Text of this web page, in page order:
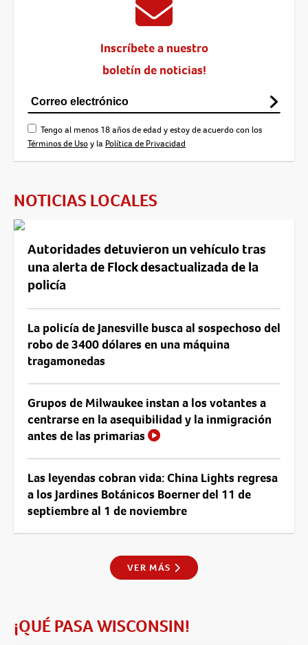
Inscríbete a nuestro
boletín de noticias!
Tengo al menos 18 años de edad y estoy de acuerdo con los
Términos de Usoy la Política de Privacidad
NOTICIAS LOCALES
Autoridades detuvieron un vehículo tras
una alerta de Flock desactualizada de la
policía
La policía de Janesville busca al sospechoso del
robo de 3400 dólares en una máquina
tragamonedas
Grupos de Milwaukee instan a los votantes a
centrarse en la asequibilidad y la inmigración
antes de las primarias
Las leyendas cobran vida: China Lights regresa
a los Jardines Botánicos Boerner del 11 de
septiembre al 1 de noviembre
VER MÁS
¡QUÉ PASA WISCONSIN!